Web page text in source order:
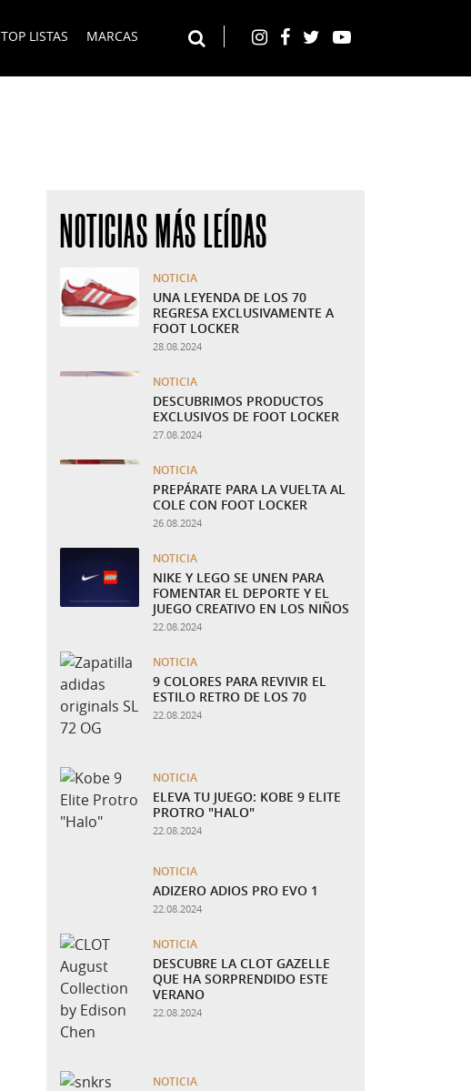
TOP LISTAS MARCAS
NOTICIAS MÁS LEÍDAS
NOTICIA
UNA LEYENDA DE LOS 70
REGRESA EXCLUSIVAMENTE A
FOOT LOCKER
28.08.2024
NOTICIA
DESCUBRIMOS PRODUCTOS
EXCLUSIVOS DE FOOT LOCKER
27.08.2024
NOTICIA
PREPÁRATE PARA LA VUELTA AL
COLE CON FOOT LOCKER
26.08.2024
NOTICIA
NIKE Y LEGO SE UNEN PARA
FOMENTAR EL DEPORTE Y EL
JUEGO CREATIVO EN LOS NIÑOS
22.08.2024
NOTICIA
9 COLORES PARA REVIVIR EL
ESTILO RETRO DE LOS 70
22.08.2024
NOTICIA
ELEVA TU JUEGO: KOBE 9 ELITE
PROTRO "HALO"
22.08.2024
NOTICIA
ADIZERO ADIOS PRO EVO 1
22.08.2024
NOTICIA
DESCUBRE LA CLOT GAZELLE
QUE HA SORPRENDIDO ESTE
VERANO
22.08.2024
NOTICIA